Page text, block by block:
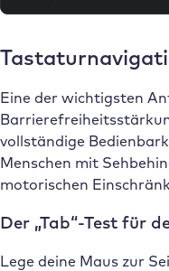
Eine der wichtigsten
vollständige
Menschen mit
motorischen
Der „Tab“-Test für
Lege deine Maus zur